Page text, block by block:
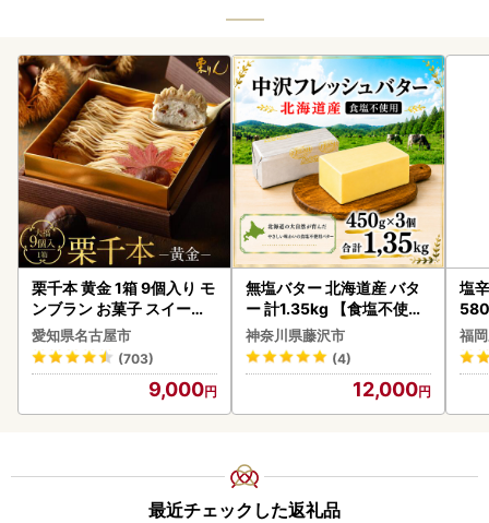
栗千本 黄金 1箱 9個入り モ
ンブラン お菓子 スイーツ
デザート モンブラン 人気
愛知県名古屋市
(703)
9,000
無塩バター 北海道産 バタ
ー 計1.35kg 【食塩不使用
】
神奈川県藤沢市
(4)
12,000
塩
福
最近チェックした返礼品